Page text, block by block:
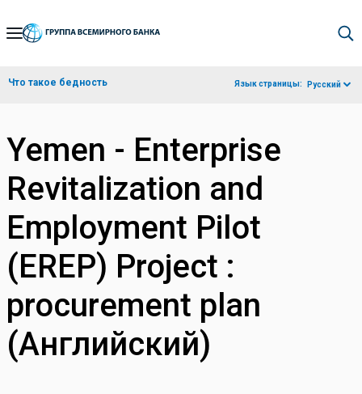
Skip
Navigation
Что такое бедность Язык страницы: Русский
Yemen - Enterprise
Revitalization and
Employment Pilot
(EREP) Project :
procurement plan
(Английский)